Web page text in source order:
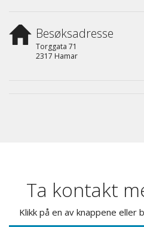
Besøksadresse
Torggata 71
2317 Hamar
Ta kontakt
Klikk på en av knappene